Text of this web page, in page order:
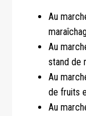
Au
Au
stand de
Au
de fruits
Au